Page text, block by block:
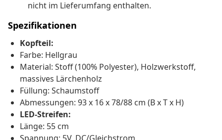
nicht im Lieferumfang enthalten.
Spezifikationen
Kopfteil:
Farbe: Hellgrau
Material: Stoff (100% Polyester), Holzwerkstoff,
massives Lärchenholz
Füllung: Schaumstoff
Abmessungen: 93 x 16 x 78/88 cm (B x T x H)
LED-Streifen:
Länge: 55 cm